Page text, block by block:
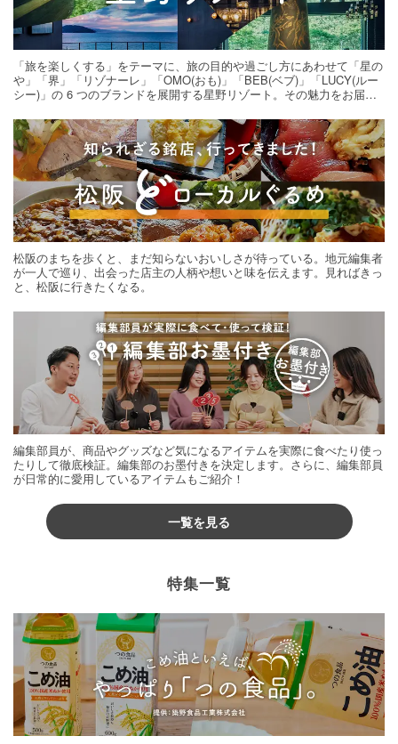
「旅を楽しくする」をテーマに、旅の目的や過ごし方にあわせて「星の
や」「界」「リゾナーレ」「OMO(おも)」「BEB(ベブ)」「LUCY(ルー
シー)」の 6 つのブランドを展開する星野リゾート。その魅力をお届け
松阪のまちを歩くと、まだ知らないおいしさが待っている。地元編集者
が一人で巡り、出会った店主の人柄や想いと味を伝えます。見ればきっ
と、松阪に行きたくなる。
編集部員が、商品やグッズなど気になるアイテムを実際に食べたり使っ
たりして徹底検証。編集部のお墨付きを決定します。さらに、編集部員
が日常的に愛用しているアイテムもご紹介！
一覧を見る
特集一覧